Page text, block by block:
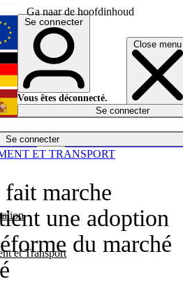
Ga naar de hoofdinhoud
Close menu
Se connecter
et Transport
English
Deutsch
Español
Se connecter
Vous êtes déconnecté.
Se connecter
marche
une adoption
du marché
ET TRANSPORT